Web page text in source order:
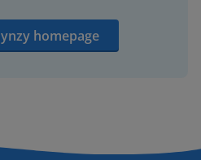
homepage